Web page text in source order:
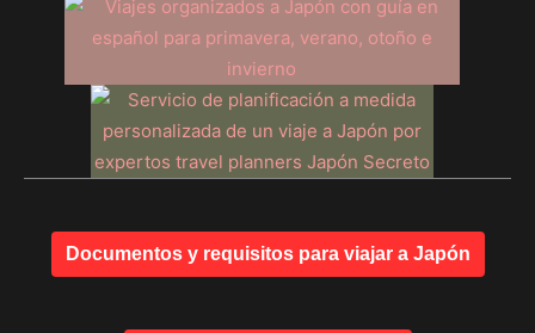
Documentos y requisitos para viajar a Japón